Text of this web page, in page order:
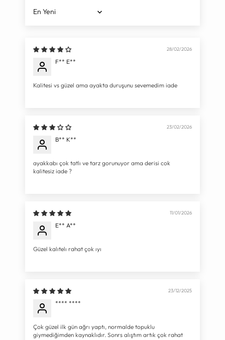
Sort by
28/02/2026
F** E**
Kalitesi vs güzel ama ayakta duruşunu sevemedim iade
23/02/2026
B** K**
ayakkabı çok tatlı ve tarz gorunuyor ama derisi cok
kalitesiz iade ?
11/01/2026
E** A**
Güzel kalıtelı rahat çok ıyı
23/12/2025
**** ****
Çok güzel ilk gün ağrı yaptı, normalde topuklu
giymediğimden kaynaklıdır. Sonrs alıştım artık çok rahat